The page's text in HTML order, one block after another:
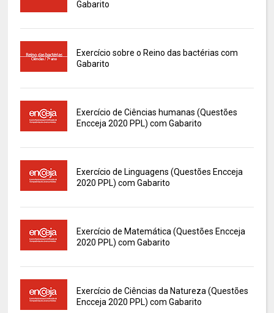
Gabarito
Exercício sobre o Reino das bactérias com
Gabarito
Exercício de Ciências humanas (Questões
Encceja 2020 PPL) com Gabarito
Exercício de Linguagens (Questões Encceja
2020 PPL) com Gabarito
Exercício de Matemática (Questões Encceja
2020 PPL) com Gabarito
Exercício de Ciências da Natureza (Questões
Encceja 2020 PPL) com Gabarito